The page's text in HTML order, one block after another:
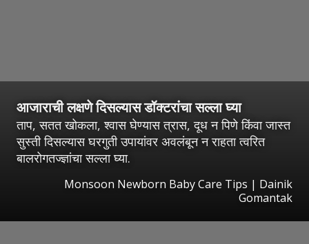
आजाराची लक्षणे दिसल्यास डॉक्टरांचा सल्ला घ्या
ताप, सतत खोकला, श्वास घेण्यास त्रास, दूध न पिणे किंवा जास्त
सुस्ती दिसल्यास घरगुती उपायांवर अवलंबून न राहता त्वरित
बालरोगतज्ज्ञांचा सल्ला घ्या.
Monsoon Newborn Baby Care Tips | Dainik
Gomantak